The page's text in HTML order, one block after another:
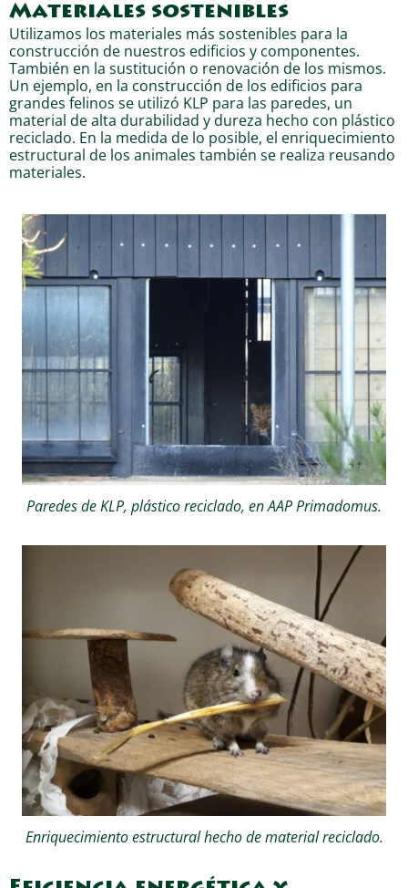
Materiales sostenibles
Utilizamos los materiales más sostenibles para la
construcción de nuestros edificios y componentes.
También en la sustitución o renovación de los mismos.
Un ejemplo, en la construcción de los edificios para
grandes felinos se utilizó KLP para las paredes, un
material de alta durabilidad y dureza hecho con plástico
reciclado. En la medida de lo posible, el enriquecimiento
estructural de los animales también se realiza reusando
materiales.
Paredes de KLP, plástico reciclado, en AAP Primadomus.
Enriquecimiento estructural hecho de material reciclado.